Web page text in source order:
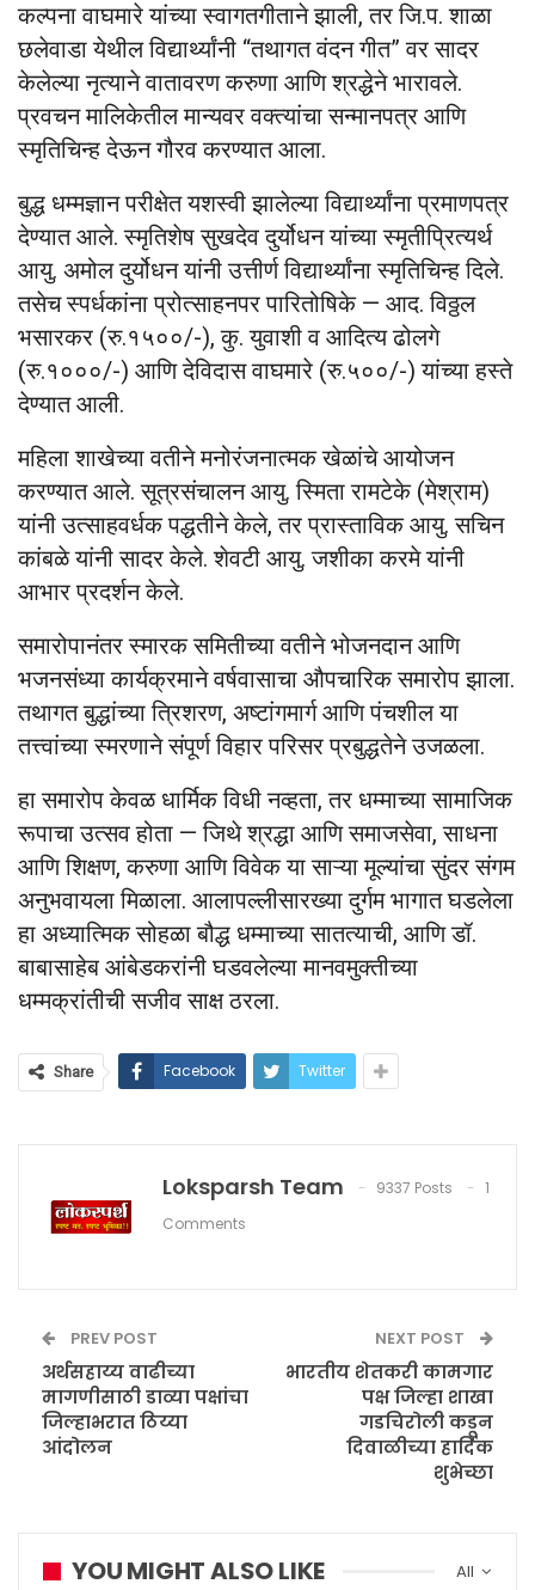
कल्पना वाघमारे यांच्या स्वागतगीताने झाली, तर जि.प. शाळा
छलेवाडा येथील विद्यार्थ्यांनी “तथागत वंदन गीत” वर सादर
केलेल्या नृत्याने वातावरण करुणा आणि श्रद्धेने भारावले.
प्रवचन मालिकेतील मान्यवर वक्त्यांचा सन्मानपत्र आणि
स्मृतिचिन्ह देऊन गौरव करण्यात आला.
बुद्ध धम्मज्ञान परीक्षेत यशस्वी झालेल्या विद्यार्थ्यांना प्रमाणपत्र
देण्यात आले. स्मृतिशेष सुखदेव दुर्योधन यांच्या स्मृतीप्रित्यर्थ
आयु. अमोल दुर्योधन यांनी उत्तीर्ण विद्यार्थ्यांना स्मृतिचिन्ह दिले.
तसेच स्पर्धकांना प्रोत्साहनपर पारितोषिके — आद. विठ्ठल
भसारकर (रु.१५००/-), कु. युवाशी व आदित्य ढोलगे
(रु.१०००/-) आणि देविदास वाघमारे (रु.५००/-) यांच्या हस्ते
देण्यात आली.
महिला शाखेच्या वतीने मनोरंजनात्मक खेळांचे आयोजन
करण्यात आले. सूत्रसंचालन आयु. स्मिता रामटेके (मेश्राम)
यांनी उत्साहवर्धक पद्धतीने केले, तर प्रास्ताविक आयु. सचिन
कांबळे यांनी सादर केले. शेवटी आयु. जशीका करमे यांनी
आभार प्रदर्शन केले.
समारोपानंतर स्मारक समितीच्या वतीने भोजनदान आणि
भजनसंध्या कार्यक्रमाने वर्षवासाचा औपचारिक समारोप झाला.
तथागत बुद्धांच्या त्रिशरण, अष्टांगमार्ग आणि पंचशील या
तत्त्वांच्या स्मरणाने संपूर्ण विहार परिसर प्रबुद्धतेने उजळला.
हा समारोप केवळ धार्मिक विधी नव्हता, तर धम्माच्या सामाजिक
रूपाचा उत्सव होता — जिथे श्रद्धा आणि समाजसेवा, साधना
आणि शिक्षण, करुणा आणि विवेक या साऱ्या मूल्यांचा सुंदर संगम
अनुभवायला मिळाला. आलापल्लीसारख्या दुर्गम भागात घडलेला
हा अध्यात्मिक सोहळा बौद्ध धम्माच्या सातत्याची, आणि डॉ.
बाबासाहेब आंबेडकरांनी घडवलेल्या मानवमुक्तीच्या
धम्मक्रांतीची सजीव साक्ष ठरला.
Share Facebook Twitter
Loksparsh Team 9337 Posts
1
Comments
PREV POST
अर्थसहाय्य वाढीच्या
मागणीसाठी डाव्या पक्षांचा
जिल्हाभरात ठिय्या
आंदोलन
NEXT POST
भारतीय शेतकरी कामगार
पक्ष जिल्हा शाखा
गडचिरोली कडून
दिवाळीच्या हार्दिक
शुभेच्छा
All
YOU MIGHT ALSO LIKE